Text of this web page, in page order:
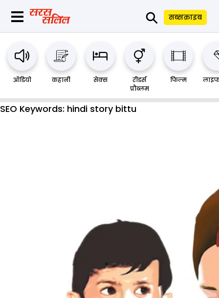
⚲ सब्सक्राइब
ऑडियो कहानी सेक्स
रीडर्स
प्रौब्लम
फिल्म
SEO Keywords: hindi story bittu